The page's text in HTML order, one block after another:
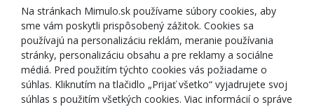
Zľavové kupóny
Blog
O predajcovi
Mimulo.sk
Obchodné podmienky
Na stránkach Mimulo.sk používame súbory cookies, aby
sme vám poskytli prispôsobený zážitok. Cookies sa
používajú na personalizáciu reklám, meranie používania
stránky, personalizáciu obsahu a pre reklamy a sociálne
médiá. Pred použitím týchto cookies vás požiadame o
súhlas. Kliknutím na tlačidlo „Prijať všetko“ vyjadrujete svoj
súhlas s použitím všetkých cookies. Viac informácií o správe